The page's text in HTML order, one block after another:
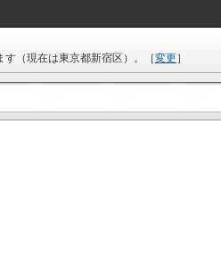
す（現在は東京都新宿区 ）。 ［変更］